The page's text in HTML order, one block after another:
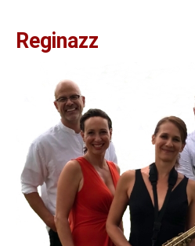
Reginazz